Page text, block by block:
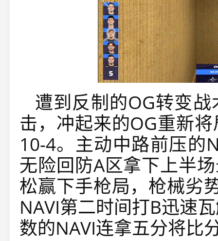
遭到反制的OG转变
击，冲起来的OG重新
10-4。主动中路前压的
无险回防A区拿下上半
松赢下手枪局，枪械劣
NAVI第二时间打B迅速
数的NAVI连拿五分将比